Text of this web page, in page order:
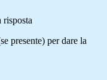
risposta
presente) per dare la